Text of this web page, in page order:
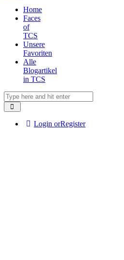
Home
Faces
of
TCS
Unsere
Favoriten
Alle
Blogartikel
in TCS
Login orRegister